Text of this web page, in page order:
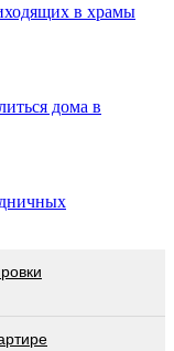
в храмы
дома в